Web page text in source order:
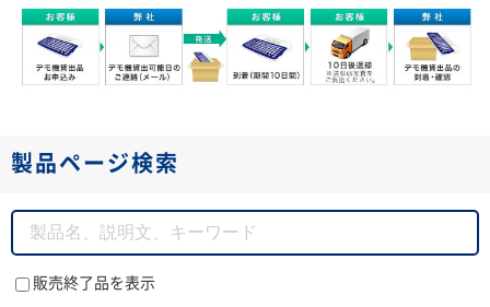
製品ページ検索
販売終了品を表示